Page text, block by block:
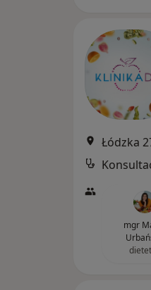
Łódzka
mgr